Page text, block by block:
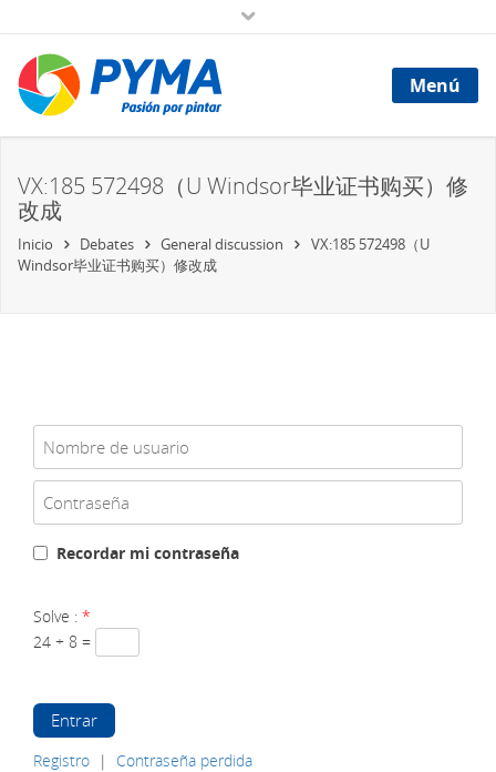
Menú
VX:185 572498（U Windsor毕业证书购买）修
改成
Inicio Debates General discussion
VX:185 572498（U
Windsor毕业证书购买）修改成
Recordar mi contraseña
Solve : *
24 + 8 =
Entrar
Registro | Contraseña perdida